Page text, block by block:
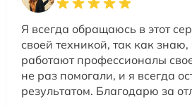
Я всегда обращаюсь в этот
своей техникой, так как знаю,
работают профессионалы
не раз помогали, и я всегда
результатом. Благодарю за